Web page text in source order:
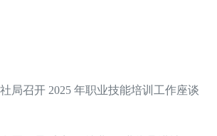
局召开 2025 年职业技能培训工作座谈